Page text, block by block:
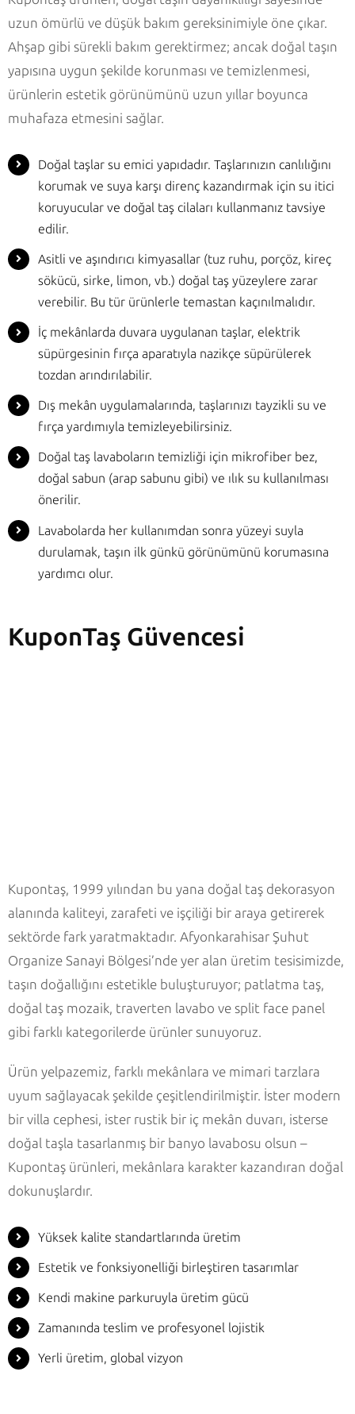
uzun ömürlü ve düşük bakım gereksinimiyle öne çıkar.
Ahşap gibi sürekli bakım gerektirmez; ancak doğal taşın
yapısına uygun şekilde korunması ve temizlenmesi,
ürünlerin estetik görünümünü uzun yıllar boyunca
muhafaza etmesini sağlar.
Doğal taşlar su emici yapıdadır. Taşlarınızın canlılığını
korumak ve suya karşı direnç kazandırmak için su itici
koruyucular ve doğal taş cilaları kullanmanız tavsiye
edilir.
Asitli ve aşındırıcı kimyasallar (tuz ruhu, porçöz, kireç
sökücü, sirke, limon, vb.) doğal taş yüzeylere zarar
verebilir. Bu tür ürünlerle temastan kaçınılmalıdır.
İç mekânlarda duvara uygulanan taşlar, elektrik
süpürgesinin fırça aparatıyla nazikçe süpürülerek
tozdan arındırılabilir.
Dış mekân uygulamalarında, taşlarınızı tayzikli su ve
fırça yardımıyla temizleyebilirsiniz.
Doğal taş lavaboların temizliği için mikrofiber bez,
doğal sabun (arap sabunu gibi) ve ılık su kullanılması
önerilir.
Lavabolarda her kullanımdan sonra yüzeyi suyla
durulamak, taşın ilk günkü görünümünü korumasına
yardımcı olur.
KuponTaş Güvencesi
Kupontaş, 1999 yılından bu yana doğal taş dekorasyon
alanında kaliteyi, zarafeti ve işçiliği bir araya getirerek
sektörde fark yaratmaktadır. Afyonkarahisar Şuhut
Organize Sanayi Bölgesi’nde yer alan üretim tesisimizde,
taşın doğallığını estetikle buluşturuyor; patlatma taş,
doğal taş mozaik, traverten lavabo ve split face panel
gibi farklı kategorilerde ürünler sunuyoruz.
Ürün yelpazemiz, farklı mekânlara ve mimari tarzlara
uyum sağlayacak şekilde çeşitlendirilmiştir. İster modern
bir villa cephesi, ister rustik bir iç mekân duvarı, isterse
doğal taşla tasarlanmış bir banyo lavabosu olsun –
Kupontaş ürünleri, mekânlara karakter kazandıran doğal
dokunuşlardır.
Yüksek kalite standartlarında üretim
Estetik ve fonksiyonelliği birleştiren tasarımlar
Kendi makine parkuruyla üretim gücü
Zamanında teslim ve profesyonel lojistik
Yerli üretim, global vizyon